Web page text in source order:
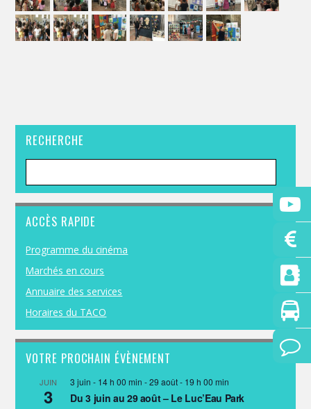
RECHERCHE
ACCÈS RAPIDE
Programme du cinéma
Marchés en cours
Annuaire des services
Horaires du TACO
VOTRE PROCHAIN ÉVÈNEMENT
JUIN
3
3 juin - 14 h 00 min -29 août - 19 h 00 min
Du 3 juin au 29 août – Le Luc’Eau Park